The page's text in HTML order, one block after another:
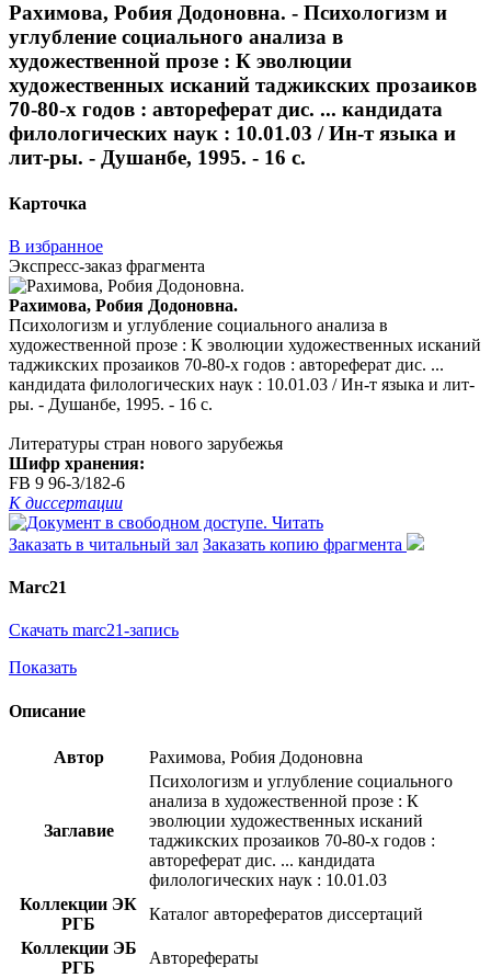
Рахимова, Робия Додоновна. - Психологизм и
углубление социального анализа в
художественной прозе : К эволюции
художественных исканий таджикских прозаиков
70-80-х годов : автореферат дис. ... кандидата
филологических наук : 10.01.03 / Ин-т языка и
лит-ры. - Душанбе, 1995. - 16 с.
Карточка
В избранное
Экспресс-заказ фрагмента
Рахимова, Робия Додоновна.
Психологизм и углубление социального анализа в
художественной прозе : К эволюции художественных исканий
таджикских прозаиков 70-80-х годов : автореферат дис. ...
кандидата филологических наук : 10.01.03 / Ин-т языка и лит-
ры. - Душанбе, 1995. - 16 с.
Литературы стран нового зарубежья
Шифр хранения:
FB 9 96-3/182-6
К диссертации
Читать
Заказать в читальный зал Заказать копию фрагмента
Marc21
Скачать marc21-запись
Показать
Описание
Автор Рахимова, Робия Додоновна
Заглавие
Психологизм и углубление социального
анализа в художественной прозе : К
эволюции художественных исканий
таджикских прозаиков 70-80-х годов :
автореферат дис. ... кандидата
филологических наук : 10.01.03
Коллекции ЭК
РГБ
Каталог авторефератов диссертаций
Коллекции ЭБ
РГБ
Авторефераты